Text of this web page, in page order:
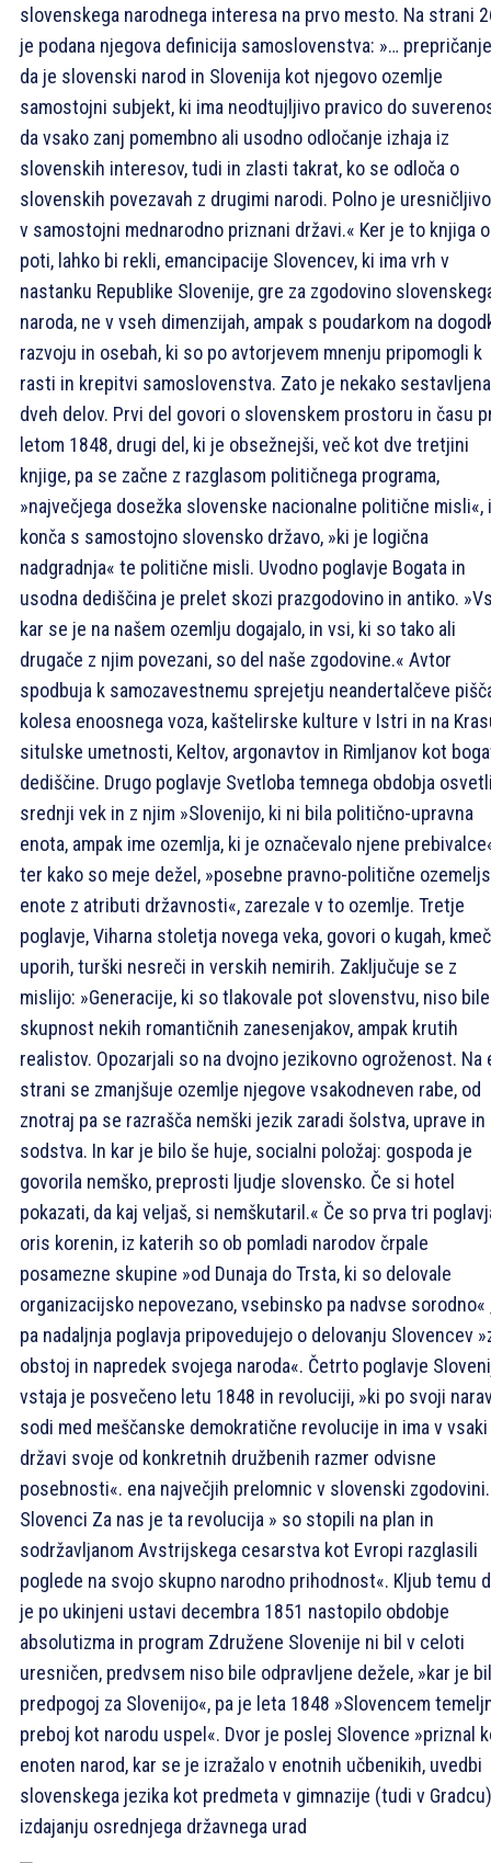
slovenskega narodnega interesa na prvo mesto. Na strani
je podana njegova definicija samoslovenstva: »…
da je slovenski narod in Slovenija kot njegovo ozemlje
samostojni subjekt, ki ima neodtujljivo pravico do
da vsako zanj pomembno ali usodno odločanje izhaja iz
slovenskih interesov, tudi in zlasti takrat, ko se odloča o
slovenskih povezavah z drugimi narodi. Polno je
v samostojni mednarodno priznani državi.« Ker je to knjiga o
poti, lahko bi rekli, emancipacije Slovencev, ki ima vrh v
nastanku Republike Slovenije, gre za zgodovino
naroda, ne v vseh dimenzijah, ampak s poudarkom na
razvoju in osebah, ki so po avtorjevem mnenju pripomogli k
rasti in krepitvi samoslovenstva. Zato je nekako
dveh delov. Prvi del govori o slovenskem prostoru in času
letom 1848, drugi del, ki je obsežnejši, več kot dve tretjini
knjige, pa se začne z razglasom političnega programa,
»največjega dosežka slovenske nacionalne politične misli«,
konča s samostojno slovensko državo, »ki je logična
nadgradnja« te politične misli. Uvodno poglavje Bogata in
usodna dediščina je prelet skozi prazgodovino in antiko.
kar se je na našem ozemlju dogajalo, in vsi, ki so tako ali
drugače z njim povezani, so del naše zgodovine.« Avtor
spodbuja k samozavestnemu sprejetju neandertalčeve
kolesa enoosnega voza, kaštelirske kulture v Istri in na
situlske umetnosti, Keltov, argonavtov in Rimljanov kot
dediščine. Drugo poglavje Svetloba temnega obdobja
srednji vek in z njim »Slovenijo, ki ni bila politično-upravna
enota, ampak ime ozemlja, ki je označevalo njene
ter kako so meje dežel, »posebne pravno-politične
enote z atributi državnosti«, zarezale v to ozemlje. Tretje
poglavje, Viharna stoletja novega veka, govori o kugah,
uporih, turški nesreči in verskih nemirih. Zaključuje se z
mislijo: »Generacije, ki so tlakovale pot slovenstvu, niso bile
skupnost nekih romantičnih zanesenjakov, ampak krutih
realistov. Opozarjali so na dvojno jezikovno ogroženost. Na
strani se zmanjšuje ozemlje njegove vsakodneven rabe, od
znotraj pa se razrašča nemški jezik zaradi šolstva, uprave in
sodstva. In kar je bilo še huje, socialni položaj: gospoda je
govorila nemško, preprosti ljudje slovensko. Če si hotel
pokazati, da kaj veljaš, si nemškutaril.« Če so prva tri
oris korenin, iz katerih so ob pomladi narodov črpale
posamezne skupine »od Dunaja do Trsta, ki so delovale
organizacijsko nepovezano, vsebinsko pa nadvse sorodno«
pa nadaljnja poglavja pripovedujejo o delovanju Slovencev
obstoj in napredek svojega naroda«. Četrto poglavje
vstaja je posvečeno letu 1848 in revoluciji, »ki po svoji
sodi med meščanske demokratične revolucije in ima v vsaki
državi svoje od konkretnih družbenih razmer odvisne
posebnosti«. ena največjih prelomnic v slovenski zgodovini.
Slovenci Za nas je ta revolucija » so stopili na plan in
sodržavljanom Avstrijskega cesarstva kot Evropi razglasili
poglede na svojo skupno narodno prihodnost«. Kljub temu
je po ukinjeni ustavi decembra 1851 nastopilo obdobje
absolutizma in program Združene Slovenije ni bil v celoti
uresničen, predvsem niso bile odpravljene dežele, »kar je bil
predpogoj za Slovenijo«, pa je leta 1848 »Slovencem
preboj kot narodu uspel«. Dvor je poslej Slovence »priznal
enoten narod, kar se je izražalo v enotnih učbenikih, uvedbi
slovenskega jezika kot predmeta v gimnazije (tudi v
izdajanju osrednjega državnega urad